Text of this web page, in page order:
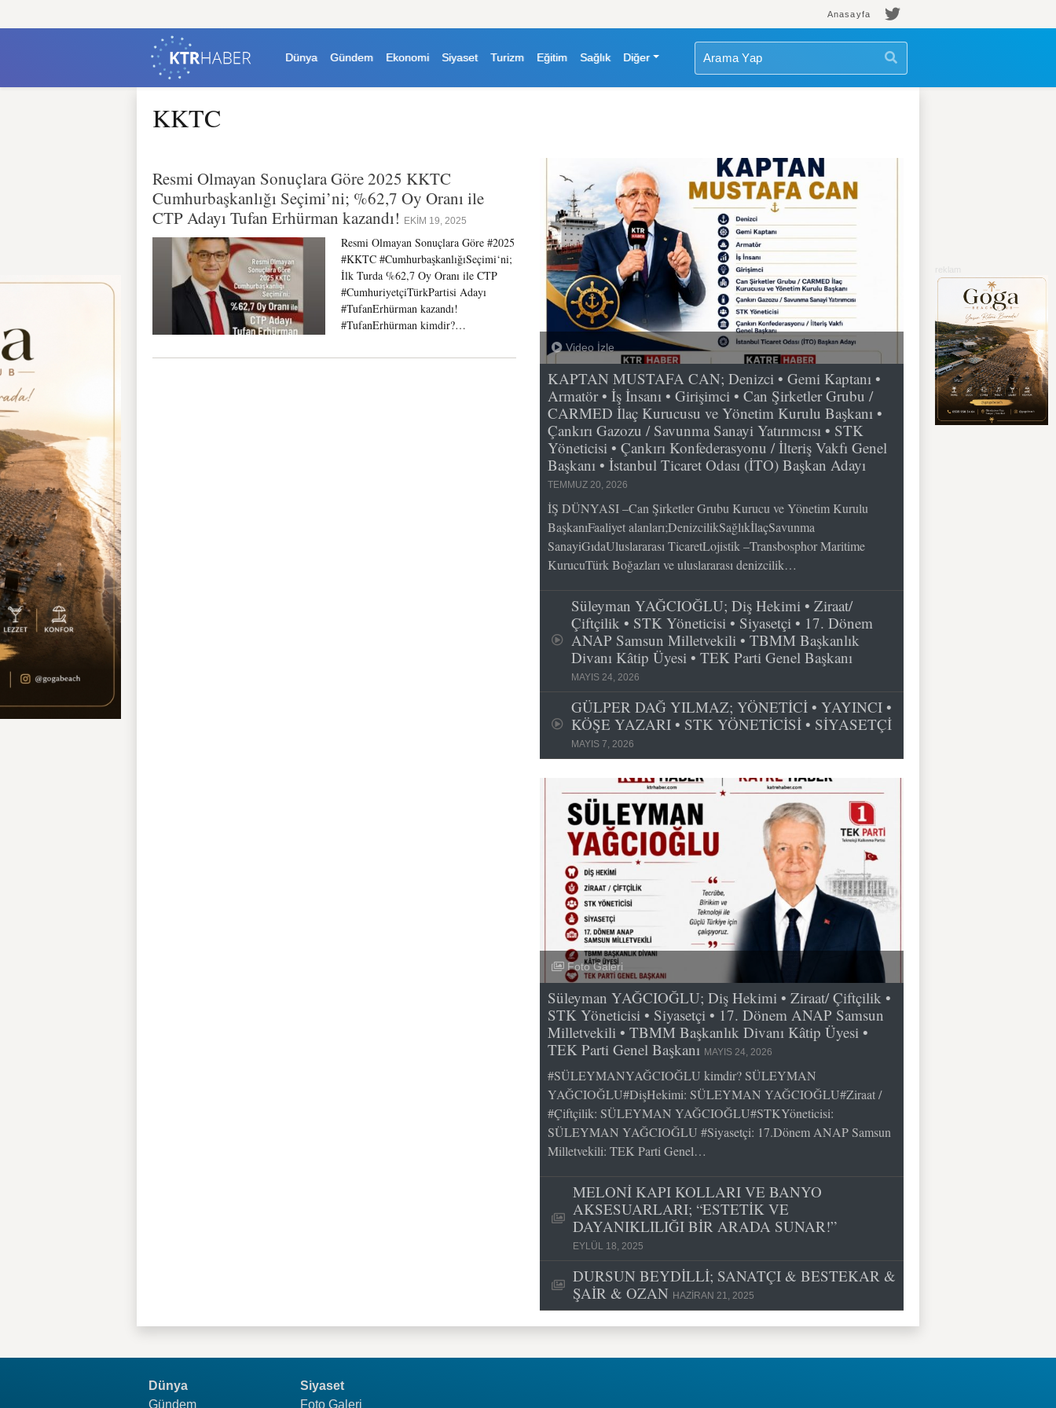
Anasayfa
Dünya Gündem Ekonomi Siyaset Turizm Eğitim Sağlık Diğer
KKTC
Resmi Olmayan Sonuçlara Göre 2025 KKTC
Cumhurbaşkanlığı Seçimi’ni; %62,7 Oy Oranı ile
CTP Adayı Tufan Erhürman kazandı!
EKIM 19, 2025
Resmi Olmayan Sonuçlara Göre #2025
#KKTC #CumhurbaşkanlığıSeçimi‘ni;
İlk Turda %62,7 Oy Oranı ile CTP
#CumhuriyetçiTürkPartisi Adayı
#TufanErhürman kazandı!
#TufanErhürman kimdir?…
Video İzle
KAPTAN MUSTAFA CAN; Denizci • Gemi Kaptanı •
Armatör • İş İnsanı • Girişimci • Can Şirketler Grubu /
CARMED İlaç Kurucusu ve Yönetim Kurulu Başkanı •
Çankırı Gazozu / Savunma Sanayi Yatırımcısı • STK
Yöneticisi • Çankırı Konfederasyonu / İlteriş Vakfı Genel
Başkanı • İstanbul Ticaret Odası (İTO) Başkan Adayı
TEMMUZ 20, 2026
İŞ DÜNYASI –Can Şirketler Grubu Kurucu ve Yönetim Kurulu
BaşkanıFaaliyet alanları;DenizcilikSağlıkİlaçSavunma
SanayiGıdaUluslararası TicaretLojistik –Transbosphor Maritime
KurucuTürk Boğazları ve uluslararası denizcilik…
Süleyman YAĞCIOĞLU; Diş Hekimi • Ziraat/
Çiftçilik • STK Yöneticisi • Siyasetçi • 17. Dönem
ANAP Samsun Milletvekili • TBMM Başkanlık
Divanı Kâtip Üyesi • TEK Parti Genel Başkanı
MAYIS 24, 2026
GÜLPER DAĞ YILMAZ; YÖNETİCİ • YAYINCI •
KÖŞE YAZARI • STK YÖNETİCİSİ • SİYASETÇİ
MAYIS 7, 2026
Foto Galeri
Süleyman YAĞCIOĞLU; Diş Hekimi • Ziraat/ Çiftçilik •
STK Yöneticisi • Siyasetçi • 17. Dönem ANAP Samsun
Milletvekili • TBMM Başkanlık Divanı Kâtip Üyesi •
TEK Parti Genel Başkanı MAYIS 24, 2026
#SÜLEYMANYAĞCIOĞLU kimdir? SÜLEYMAN
YAĞCIOĞLU#DişHekimi: SÜLEYMAN YAĞCIOĞLU#Ziraat /
#Çiftçilik: SÜLEYMAN YAĞCIOĞLU#STKYöneticisi:
SÜLEYMAN YAĞCIOĞLU #Siyasetçi: 17.Dönem ANAP Samsun
Milletvekili: TEK Parti Genel…
MELONİ KAPI KOLLARI VE BANYO
AKSESUARLARI; “ESTETİK VE
DAYANIKLILIĞI BİR ARADA SUNAR!”
EYLÜL 18, 2025
DURSUN BEYDİLLİ; SANATÇI & BESTEKAR &
ŞAİR & OZAN HAZIRAN 21, 2025
Dünya
Gündem
Siyaset
Foto Galeri